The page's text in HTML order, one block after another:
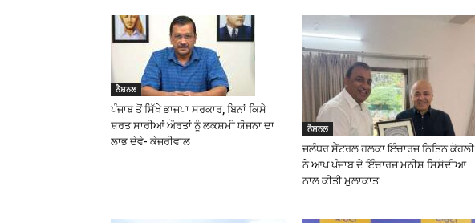
ਨੈਸ਼ਨਲ
ਪੰਜਾਬ ਤੋਂ ਸਿੱਖੇ ਭਾਜਪਾ ਸਰਕਾਰ, ਬਿਨਾਂ ਕਿਸੇ
ਸ਼ਰਤ ਸਾਰੀਆਂ ਔਰਤਾਂ ਨੂੰ ਲਕਸ਼ਮੀ ਯੋਜਨਾ ਦਾ
ਲਾਭ ਦੇਵੇ- ਕੇਜਰੀਵਾਲ
ਨੈਸ਼ਨਲ
ਜਲੰਧਰ ਸੈਂਟਰਲ ਹਲਕਾ ਇੰਚਾਰਜ ਨਿਤਿਨ ਕੋਹਲੀ
ਨੇ ਆਪ ਪੰਜਾਬ ਦੇ ਇੰਚਾਰਜ ਮਨੀਸ਼ ਸਿਸੋਦੀਆ
ਨਾਲ ਕੀਤੀ ਮੁਲਾਕਾਤ